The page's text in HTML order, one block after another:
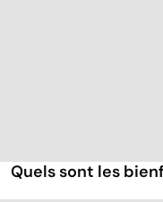
Quels sont les